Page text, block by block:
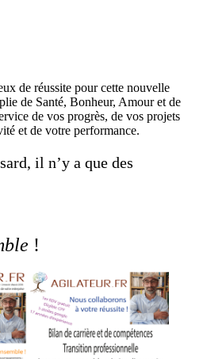
de réussite pour cette nouvelle
de Santé, Bonheur, Amour et de
de vos progrès, de vos projets
et de votre performance.
il n’y a que des
!